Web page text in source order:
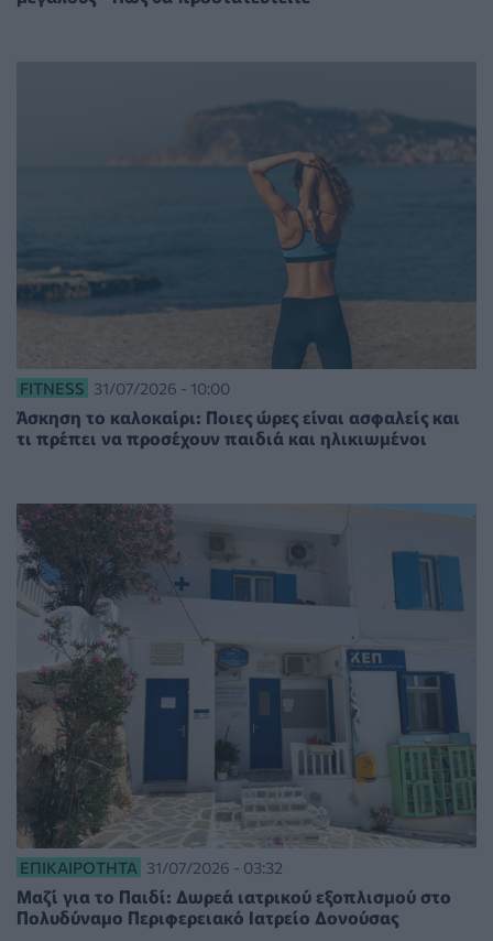
FITNESS 31/07/2026 - 10:00
Άσκηση το καλοκαίρι: Ποιες ώρες είναι ασφαλείς και
τι πρέπει να προσέχουν παιδιά και ηλικιωμένοι
ΕΠΙΚΑΙΡΌΤΗΤΑ 31/07/2026 - 03:32
Μαζί για το Παιδί: Δωρεά ιατρικού εξοπλισμού στο
Πολυδύναμο Περιφερειακό Ιατρείο Δονούσας